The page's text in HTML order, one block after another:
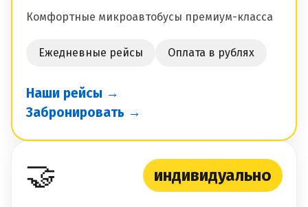
Комфортные микроавтобусы премиум-класса
Ежедневные рейсы Оплата в рублях
Наши рейсы →
Забронировать →
🤝 индивидуально